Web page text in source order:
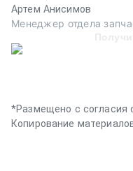
Артем Анисимов
Менеджер отдела
*Размещено с согласия
Копирование